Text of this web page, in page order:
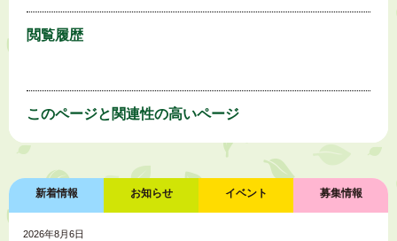
閲覧履歴
このページと 関連性の高いページ
新着情報 お知らせ イベント 募集情報
2026年8月6日